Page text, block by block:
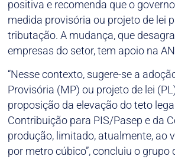
positiva e recomenda que o
medida provisória ou projeto de lei
tributação. A mudança, que
empresas do setor, tem apoio na
“Nesse contexto, sugere-se a
Provisória (MP) ou projeto de lei
proposição da elevação do teto
Contribuição para PIS/Pasep e da
produção, limitado, atualmente, ao
por metro cúbico”, concluiu o grupo